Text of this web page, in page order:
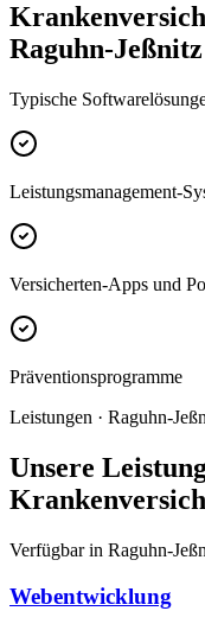
Raguhn-Jeßnitz
Typische
Leistungsmanagement-
Versicherten-Apps und
Präventionsprogramme
Leistungen · Raguhn-
Unsere
Verfügbar in Raguhn-
Webentwicklung